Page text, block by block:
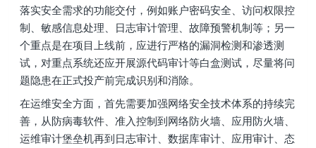
落实安全需求的功能交付，例如账户密码安全、访问权限控
制、敏感信息处理、日志审计管理、故障预警机制等；另一
个重点是在项目上线前，应进行严格的漏洞检测和渗透测
试，对重点系统还应开展源代码审计等白盒测试，尽量将问
题隐患在正式投产前完成识别和消除。
在运维安全方面，首先需要加强网络安全技术体系的持续完
善，从防病毒软件、准入控制到网络防火墙、应用防火墙、
运维审计堡垒机再到日志审计、数据库审计、应用审计、态